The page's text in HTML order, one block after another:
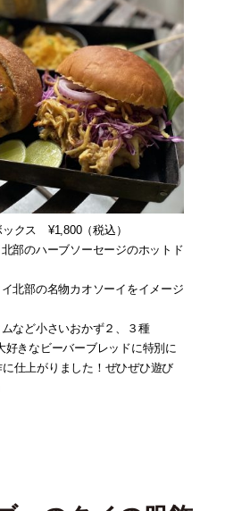
クス ¥1,800（税込）
部のハーブソーセージのホットド
北部の名物カオソーイをイメージ
など小さいおかず２、３種
好きなビーバーブレッドに特別に
仕上がりました！ぜひぜひ遊び